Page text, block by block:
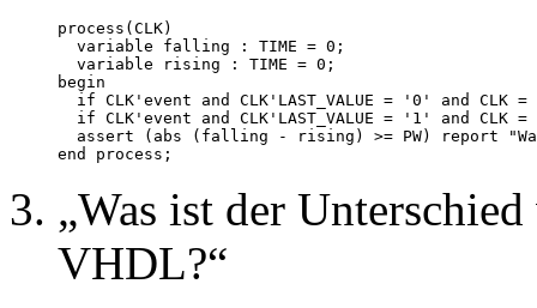
process(CLK)
  variable falling : TIME = 0;
  variable rising : TIME = 0;
begin
if CLK'event and CLK'LAST_VALUE = '0' and CLK
if CLK'event and CLK'LAST_VALUE = '1' and CLK
assert (abs (falling - rising) >= PW) report
end process;
Was ist der
VHDL?